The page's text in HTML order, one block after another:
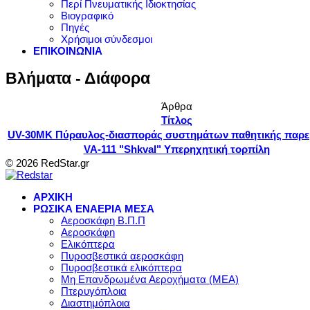
Περί Πνευματικής Ιδιοκτησίας
Βιογραφικό
Πηγές
Χρήσιμοι σύνδεσμοι
ΕΠΙΚΟΙΝΩΝΙΑ
Βλήματα - Διάφορα
Άρθρα
Τίτλος
UV-30MK Πύραυλος-διασποράς συστημάτων παθητικής
VA-111 "Shkval" Υπερηχητική τορπίλη
© 2026 RedStar.gr
ΑΡΧΙΚΗ
ΡΩΣΙΚΑ ΕΝΑΕΡΙΑ ΜΕΣΑ
Αεροσκάφη Β.Π.Π
Αεροσκάφη
Ελικόπτερα
Πυροσβεστικά αεροσκάφη
Πυροσβεστικά ελικόπτερα
Μη Επανδρωμένα Αεροχήματα (ΜΕΑ)
Πτερυγόπλοια
Διαστημόπλοια